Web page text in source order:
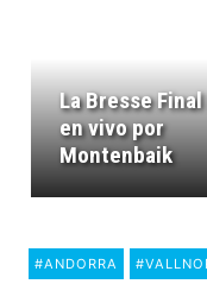
La Bresse Final
en vivo por
Montenbaik
#ANDORRA